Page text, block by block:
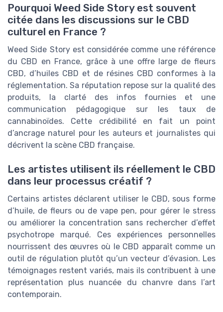
Pourquoi Weed Side Story est souvent
citée dans les discussions sur le CBD
culturel en France ?
Weed Side Story est considérée comme une référence
du CBD en France, grâce à une offre large de fleurs
CBD, d’huiles CBD et de résines CBD conformes à la
réglementation. Sa réputation repose sur la qualité des
produits, la clarté des infos fournies et une
communication pédagogique sur les taux de
cannabinoïdes. Cette crédibilité en fait un point
d’ancrage naturel pour les auteurs et journalistes qui
décrivent la scène CBD française.
Les artistes utilisent ils réellement le CBD
dans leur processus créatif ?
Certains artistes déclarent utiliser le CBD, sous forme
d’huile, de fleurs ou de vape pen, pour gérer le stress
ou améliorer la concentration sans rechercher d’effet
psychotrope marqué. Ces expériences personnelles
nourrissent des œuvres où le CBD apparaît comme un
outil de régulation plutôt qu’un vecteur d’évasion. Les
témoignages restent variés, mais ils contribuent à une
représentation plus nuancée du chanvre dans l’art
contemporain.